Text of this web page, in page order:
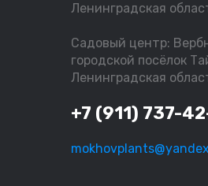
Ленинградская
Садовый центр:
городской посёлок
Ленинградская
+7 (911) 737-